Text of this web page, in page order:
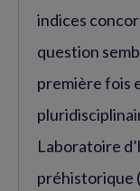
indices
question
première fois
Laboratoire
préhistorique